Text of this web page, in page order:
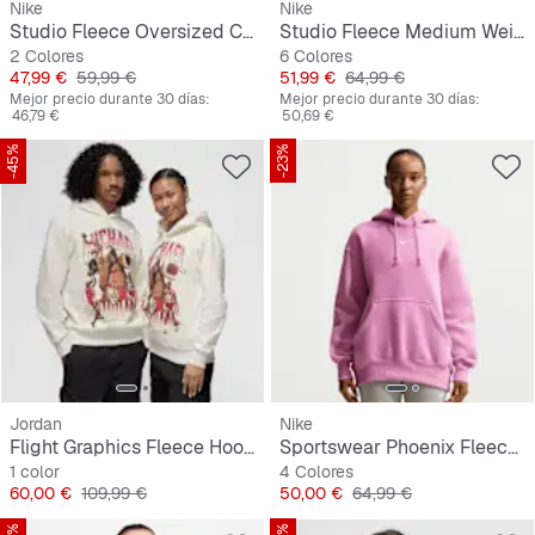
Nike
Studio Fleece Oversized Cropped Crew
2 Colores
Precio
47,99 € Precio original
59,99 €
Mejor precio durante 30 días:
46,79 €
Nike
Studio Fleece Medium Weight Oversized Crop Full Zip Hoodie
6 Colores
Precio
51,99 € Precio original
64,99 €
Mejor precio durante 30 días:
50,69 €
-45%
Jordan
Flight Graphics Fleece Hoodie
1 color
Precio
60,00 € Precio original
109,99 €
-23%
Nike
Sportswear Phoenix Fleece Oversized Hoodie
4 Colores
Precio
50,00 € Precio original
64,99 €